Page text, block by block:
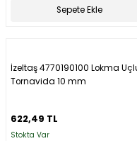
Sepete Ekle
İzeltaş 4770190100 Lokma
Tornavida 10 mm
622,49 TL
Stokta Var